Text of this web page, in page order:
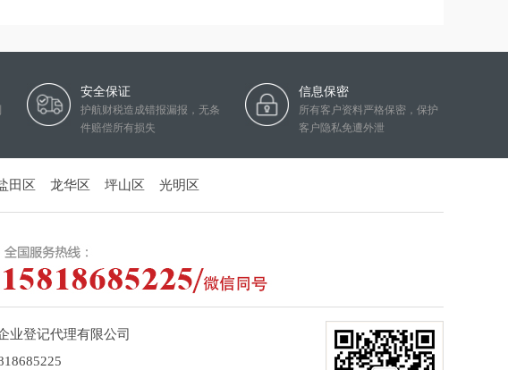
安全保证
护航财税造成错报漏报，无条
件赔偿所有损失
信息保密
所有客户资料严格保密，保护
客户隐私免遭外泄
田区 龙华区 坪山区 光明区
业登记代理有限公司